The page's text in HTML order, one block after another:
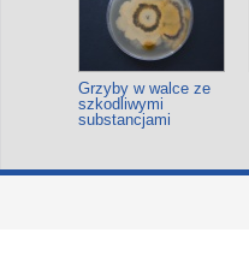
Grzyby w walce ze
szkodliwymi
substancjami